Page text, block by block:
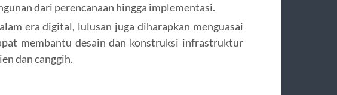
dari perencanaan hingga implementasi.
era digital, lulusan juga diharapkan menguasai
membantu desain dan konstruksi infrastruktur
dan canggih.